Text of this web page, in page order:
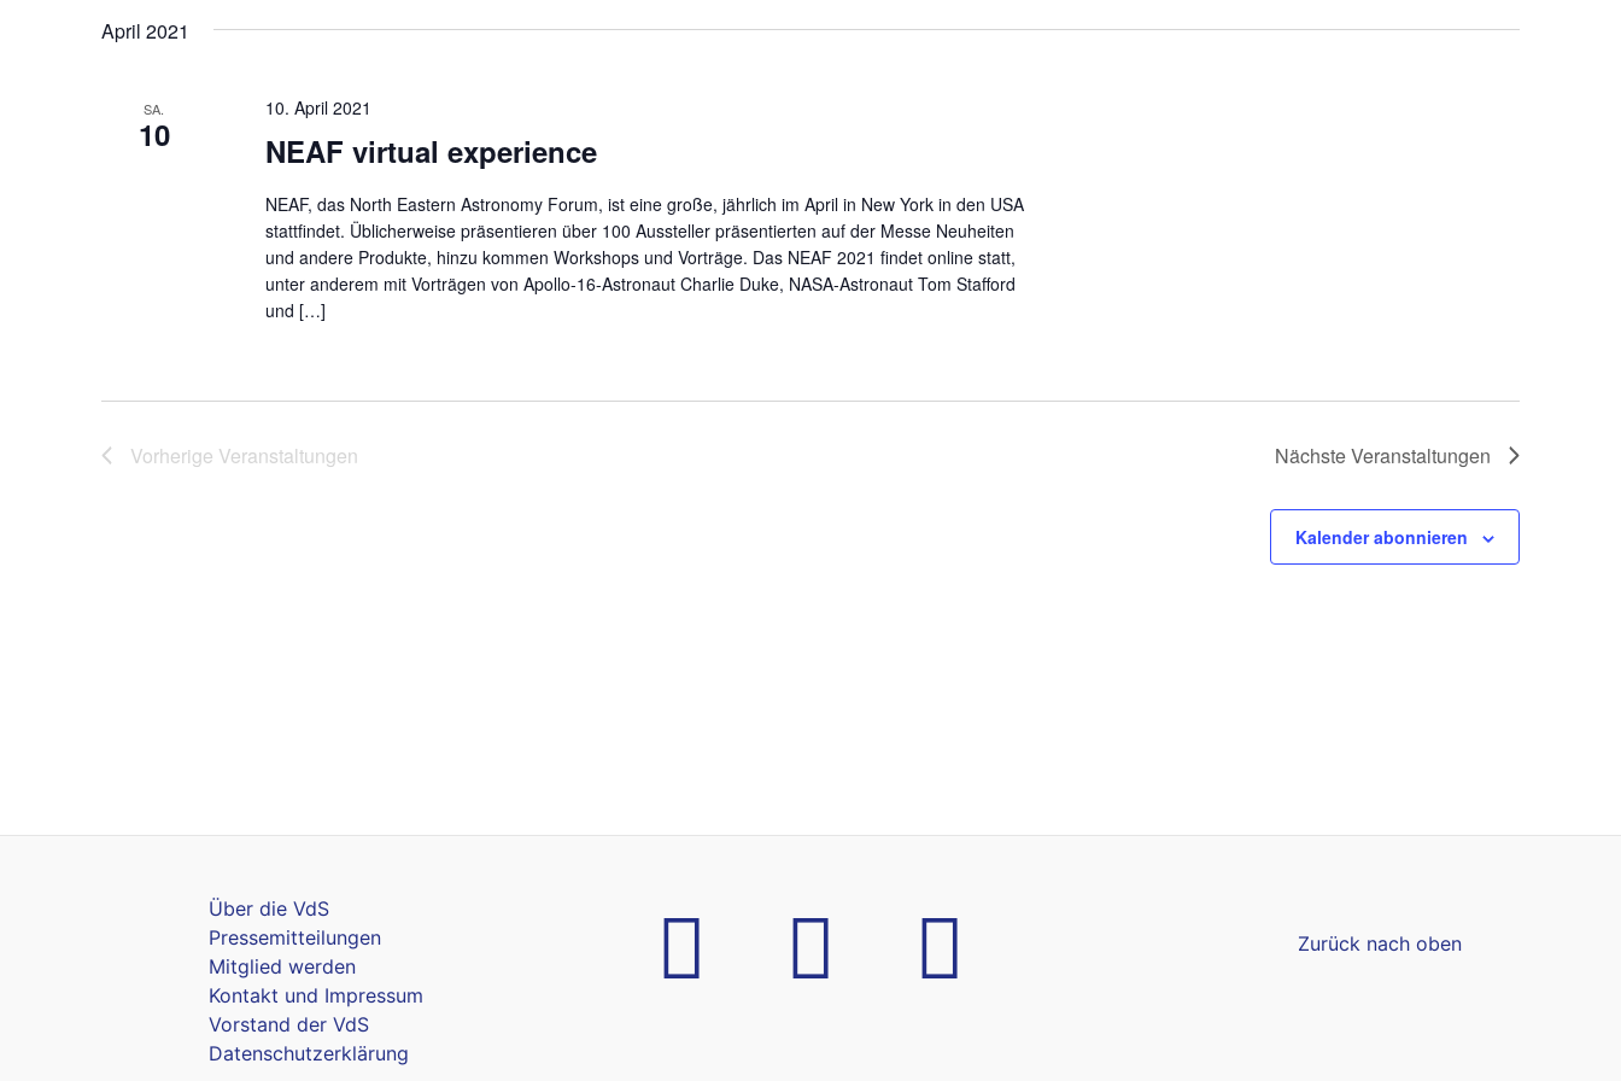
April 2021
SA.
10 NEAF virtual experience
10. April 2021
NEAF, das North Eastern Astronomy Forum, ist eine große, jährlich im April in New York in den USA
stattfindet. Üblicherweise präsentieren über 100 Aussteller präsentierten auf der Messe Neuheiten
und andere Produkte, hinzu kommen Workshops und Vorträge. Das NEAF 2021 findet online statt,
unter anderem mit Vorträgen von Apollo-16-Astronaut Charlie Duke, NASA-Astronaut Tom Stafford
und […]
Vorherige Veranstaltungen NächsteVeranstaltungen
Kalender abonnieren
Über die VdS
Pressemitteilungen
Mitglied werden
Kontakt und Impressum
Vorstand der VdS
Datenschutzerklärung
Zurück nach oben